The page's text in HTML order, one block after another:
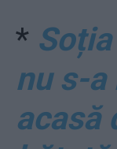
*
nu s-
acasă